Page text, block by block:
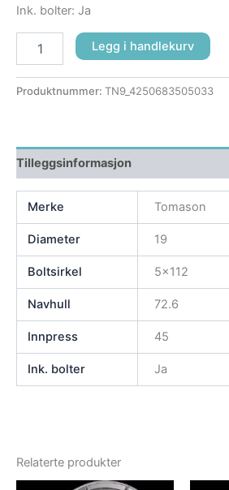
Ink. bolter: Ja
Legg i handlekurv
Produktnummer: TN9_4250683505033
Tilleggsinformasjon
Merke Tomason
Diameter 19
Boltsirkel 5×112
Navhull 72.6
Innpress 45
Ink. bolter Ja
Relaterte produkter